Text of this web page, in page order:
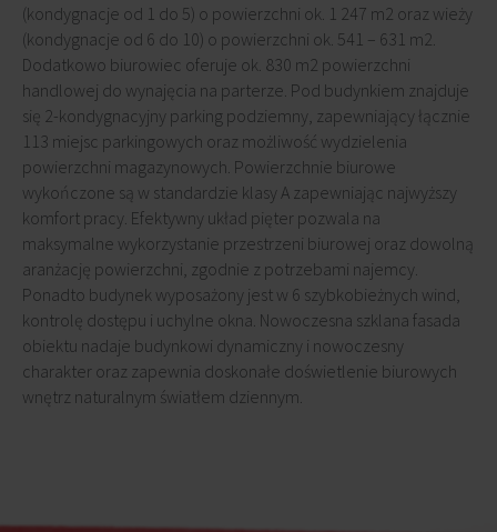
(kondygnacje od 1 do 5) o powierzchni ok. 1 247 m2 oraz wieży
(kondygnacje od 6 do 10) o powierzchni ok. 541 – 631 m2.
Dodatkowo biurowiec oferuje ok. 830 m2 powierzchni
handlowej do wynajęcia na parterze. Pod budynkiem znajduje
się 2-kondygnacyjny parking podziemny, zapewniający łącznie
113 miejsc parkingowych oraz możliwość wydzielenia
powierzchni magazynowych. Powierzchnie biurowe
wykończone są w standardzie klasy A zapewniając najwyższy
komfort pracy. Efektywny układ pięter pozwala na
maksymalne wykorzystanie przestrzeni biurowej oraz dowolną
aranżację powierzchni, zgodnie z potrzebami najemcy.
Ponadto budynek wyposażony jest w 6 szybkobieżnych wind,
kontrolę dostępu i uchylne okna. Nowoczesna szklana fasada
obiektu nadaje budynkowi dynamiczny i nowoczesny
charakter oraz zapewnia doskonałe doświetlenie biurowych
wnętrz naturalnym światłem dziennym.